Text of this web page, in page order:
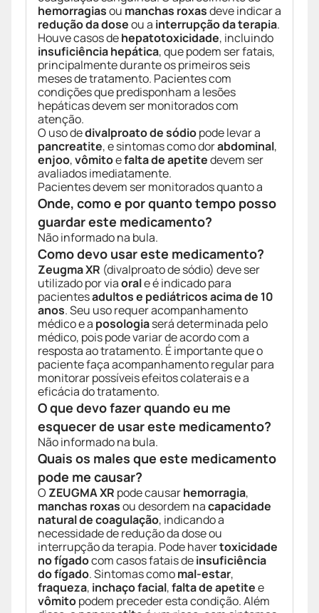
hemorragiasou manchas roxasdeve indicar a
redução da doseou a interrupção da terapia.
Houve casos dehepatotoxicidade, incluindo
insuficiência hepática, que podem ser fatais,
principalmente durante os primeiros seis
meses de tratamento. Pacientes com
condições que predisponham a lesões
hepáticas devem ser monitorados com
atenção.
O uso dedivalproato de sódiopode levar a
pancreatite, e sintomas como dorabdominal,
enjoo,vômitoefalta de apetitedevem ser
avaliados imediatamente.
Pacientes devem ser monitorados quanto a
Onde, como e por quanto tempo posso
guardar este medicamento?
Não informado na bula.
Como devo usar este medicamento?
Zeugma XR (divalproato de sódio) deve ser
utilizado por viaorale é indicado para
pacientesadultos e pediátricos acima de 10
anos. Seu uso requer acompanhamento
médico e a posologiaserá determinada pelo
médico, pois pode variar de acordo com a
resposta ao tratamento. É importante que o
paciente faça acompanhamento regular para
monitorar possíveis efeitos colaterais e a
eficácia do tratamento.
O que devo fazer quando eu me
esquecer de usar este medicamento?
Não informado na bula.
Quais os males que este medicamento
pode me causar?
O ZEUGMA XR pode causarhemorragia,
manchas roxasou desordem nacapacidade
natural de coagulação, indicando a
necessidade de redução da dose ou
interrupção da terapia. Pode havertoxicidade
no fígadocom casos fatais deinsuficiência
do fígado. Sintomas comomal-estar,
fraqueza, inchaço facial,falta de apetitee
vômitopodem preceder esta condição. Além